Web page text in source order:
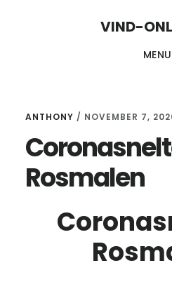
VIND-
MENU
ANTHONY / NOVEMBER 7,
Rosmalen